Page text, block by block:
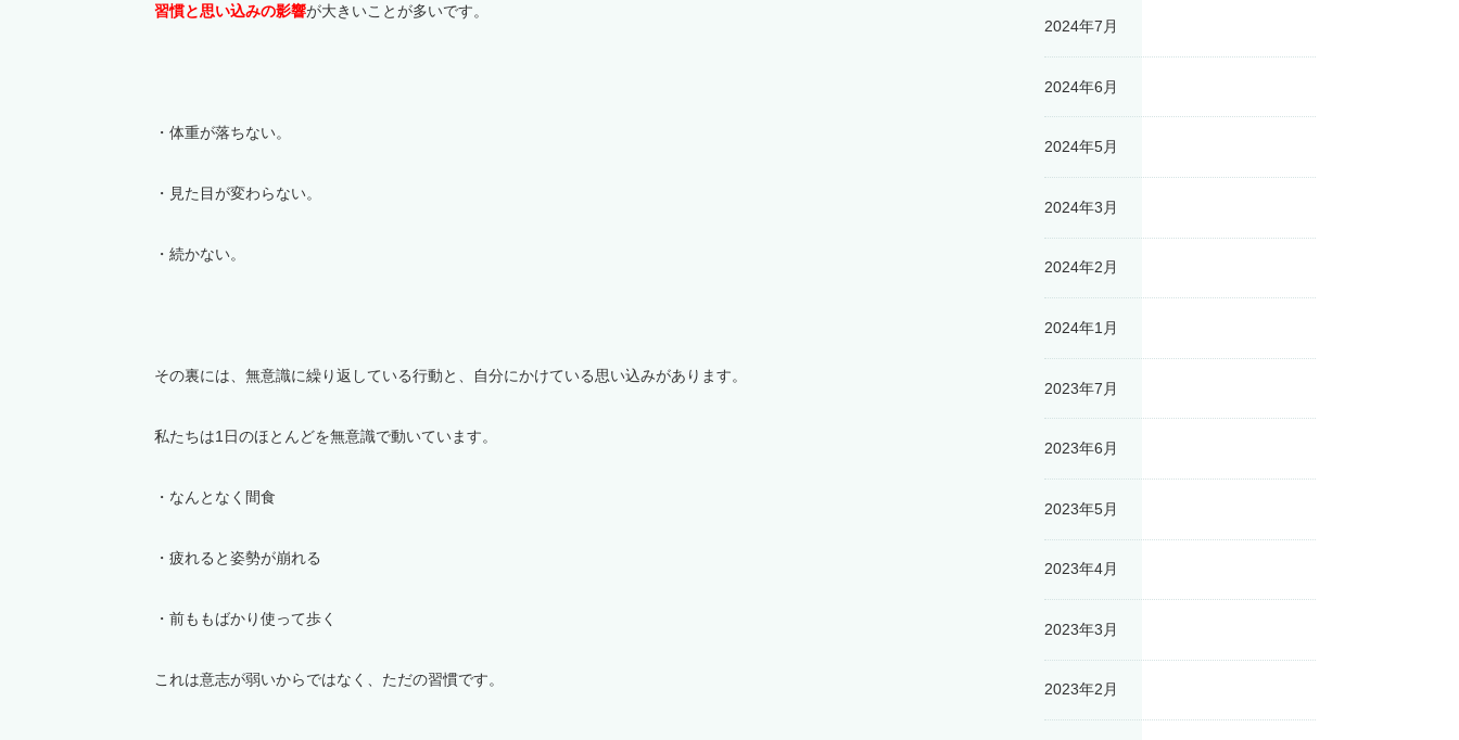
習慣と思い込みの影響が大きいことが多いです。
・体重が落ちない。
・見た目が変わらない。
・続かない。
その裏には、 無意識に繰り返している行動と、 自分にかけている思い込みがあります。
私たちは1日のほとんどを無意識で動いています。
・なんとなく間食
・疲れると姿勢が崩れる
・前ももばかり使って歩く
これは意志が弱いからではなく、 ただの習慣です。
2024年7月
2024年6月
2024年5月
2024年3月
2024年2月
2024年1月
2023年7月
2023年6月
2023年5月
2023年4月
2023年3月
2023年2月